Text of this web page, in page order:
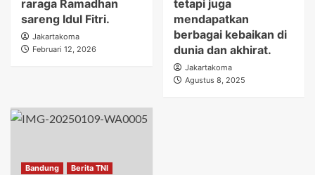
raraga Ramadhan
sareng Idul Fitri.
Jakartakoma
Februari 12, 2026
tetapi juga
mendapatkan
berbagai kebaikan di
dunia dan akhirat.
Jakartakoma
Agustus 8, 2025
Bandung
Berita TNI